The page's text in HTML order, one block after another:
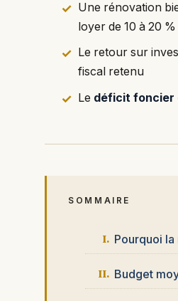
Une rénovation
loyer de 10 à 20 %
Le retour sur
fiscal retenu
Le déficit foncier
SOMMAIRE
Pourquoi
Budget